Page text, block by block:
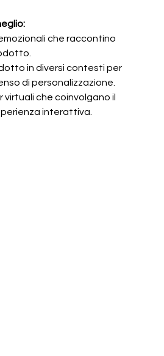
che raccontino
in diversi contesti per
di personalizzazione.
virtuali che coinvolgano il
interattiva.